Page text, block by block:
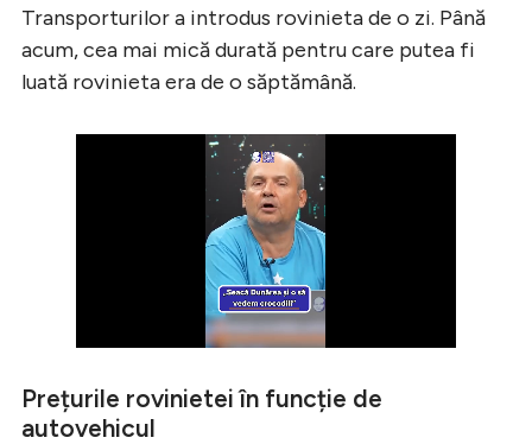
Transporturilor a introdus rovinieta de o zi. Până
acum, cea mai mică durată pentru care putea fi
luată rovinieta era de o săptămână.
Prețurile rovinietei în funcție de
autovehicul